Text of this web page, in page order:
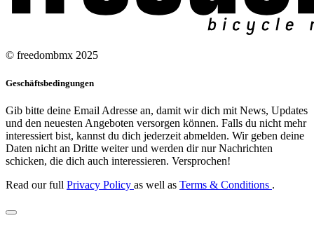
© freedombmx 2025
Geschäftsbedingungen
Gib bitte deine Email Adresse an, damit wir dich mit News, Updates
und den neuesten Angeboten versorgen können. Falls du nicht mehr
interessiert bist, kannst du dich jederzeit abmelden. Wir geben deine
Daten nicht an Dritte weiter und werden dir nur Nachrichten
schicken, die dich auch interessieren. Versprochen!
Read our full Privacy Policy as well as Terms & Conditions .